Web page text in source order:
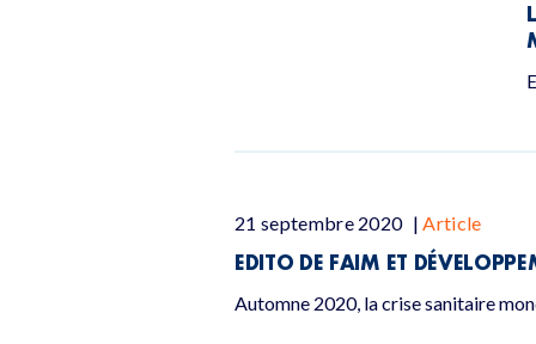
21 septembre 2020 | Article
EDITO DE FAIM ET
Automne 2020, la crise sanitaire